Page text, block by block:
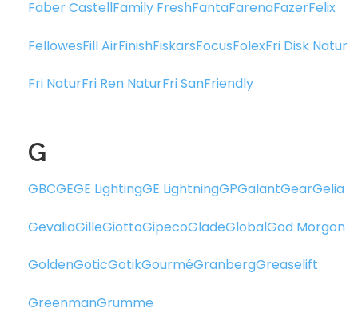
Faber CastellFamily FreshFantaFarenaFazerFelix
FellowesFill AirFinishFiskarsFocusFolexFri Disk Natur
Fri NaturFri Ren NaturFri SanFriendly
G
GBCGEGE LightingGE LightningGPGalantGearGelia
GevaliaGilleGiottoGipecoGladeGlobalGod Morgon
GoldenGoticGotikGourméGranbergGreaselift
GreenmanGrumme